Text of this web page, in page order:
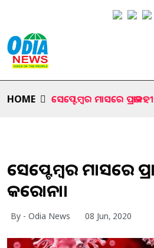
HOME ସେପ୍ଟେମ୍ବର ମାସରେ
ସେପ୍ଟେମ୍ବର ମାସରେ
କରୋନା।
By - Odia News 08 Jun, 2020